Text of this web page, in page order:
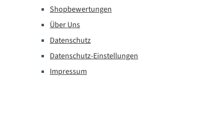
Shopbewertungen
Über Uns
Datenschutz
Datenschutz-Einstellungen
Impressum